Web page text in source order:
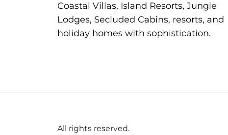
Coastal Villas, Island Resorts, Jungle
Lodges, Secluded Cabins, resorts, and
holiday homes with sophistication.
All rights reserved.